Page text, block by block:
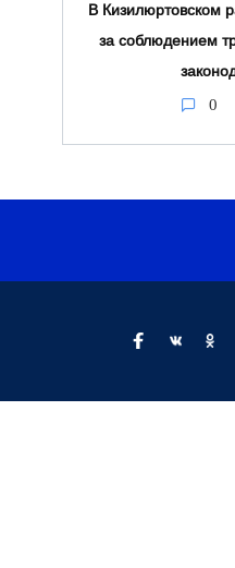
В Кизилюртовском
за соблюдением
0